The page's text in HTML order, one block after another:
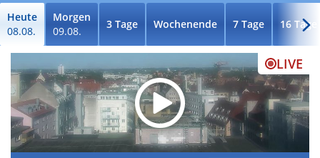
Heute
08.08.
Morgen
09.08.
3 Tage Wochenende 7 Tage 16 Tage
LIVE